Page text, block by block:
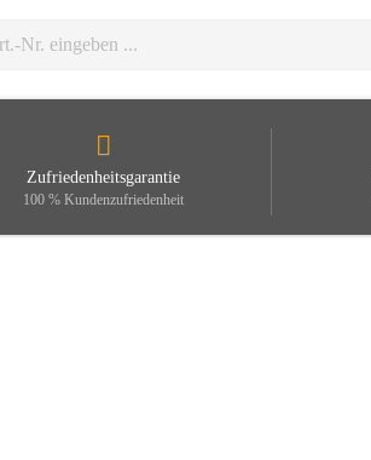
Zufriedenheitsgarantie
100 % Kundenzufriedenheit